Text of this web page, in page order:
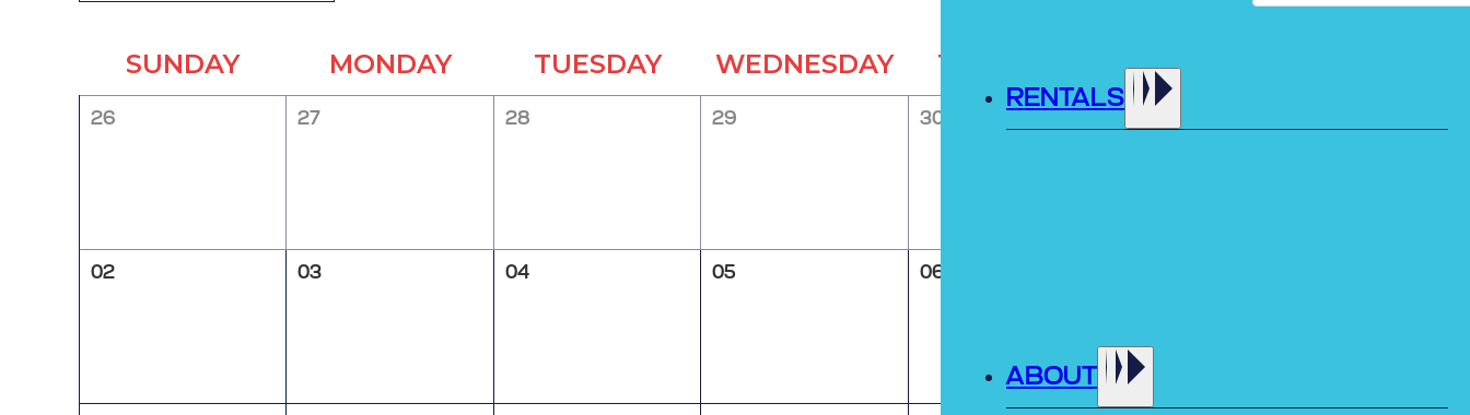
RENTALS
ABOUT
SUNDAY MONDAY TUESDAY WEDNESDAY THURSDAY FRIDAY
26 27 28 29 30
02 03 04 05 06